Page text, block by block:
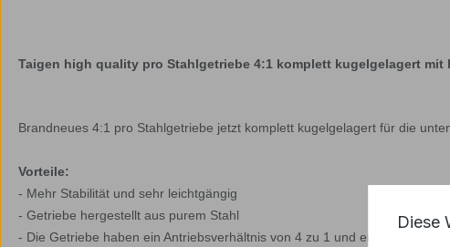
Taigen high quality pro Stahlgetriebe 4:1 komplett kugelgelagert mit
Brandneues 4:1 pro Stahlgetriebe jetzt komplett kugelgelagert für die
Vorteile:
- Mehr Stabilität und sehr leichtgängig
- Getriebe hergestellt aus purem Stahl
- Die Getriebe haben ein Antriebsverhältnis von 4 zu 1 und entwickeln
Diese